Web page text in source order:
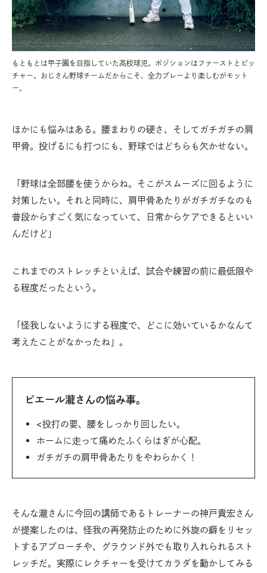
もともとは甲子園を目指していた高校球児。ポジションはファーストとピッ
チャー。おじさん野球チームだからこそ、全力プレーより楽しむがモット
ー。
ほかにも悩みはある。腰まわりの硬さ、そしてガチガチの肩
甲骨。投げるにも打つにも、野球ではどちらも欠かせない。
「野球は全部腰を使うからね。そこがスムーズに回るように
対策したい。それと同時に、肩甲骨あたりがガチガチなのも
普段からすごく気になっていて、日常からケアできるといい
んだけど」
これまでのストレッチといえば、試合や練習の前に最低限や
る程度だったという。
「怪我しないようにする程度で、どこに効いているかなんて
考えたことがなかったね」。
ピエール瀧さんの悩み事。
<投打の要、腰をしっかり回したい。
ホームに走って痛めたふくらはぎが心配。
ガチガチの肩甲骨あたりをやわらかく！
そんな瀧さんに今回の講師であるトレーナーの神戸貴宏さん
が提案したのは、怪我の再発防止のために外旋の癖をリセッ
トするアプローチや、グラウンド外でも取り入れられるスト
レッチだ。実際にレクチャーを受けてカラダを動かしてみる